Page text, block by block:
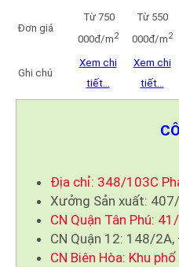
Đơn giá
Từ 750
000đ/m2
Từ 550
000đ/m2
Ghi chú
Xem chi
tiết…
Xem chi
tiết…
Địa chỉ: 348/103C
Xưởng Sản xuất: 407/
CN Quận Tân Phú:
CN Quận 12: 148/2A,
CN Biên Hòa: Khu